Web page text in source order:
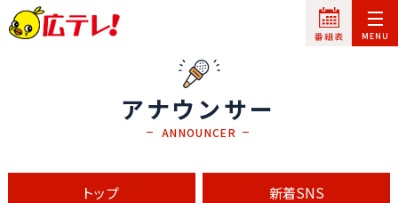
アナウンサー
ANNOUNCER
トップ 新着SNS